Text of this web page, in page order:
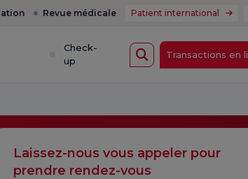
Revue médicale Patient international
Check-
up
Transactions en
Laissez-nous vous appeler pour
prendre rendez-vous